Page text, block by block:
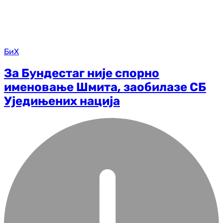
БиХ
За Бундестаг није спорно
именовање Шмита, заобилазе СБ
Уједињених нација